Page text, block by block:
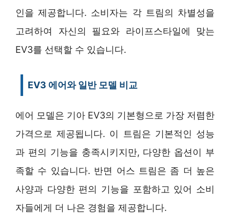
인을 제공합니다. 소비자는 각 트림의 차별성을
고려하여 자신의 필요와 라이프스타일에 맞는
EV3를 선택할 수 있습니다.
EV3 에어와 일반 모델 비교
에어 모델은 기아 EV3의 기본형으로 가장 저렴한
가격으로 제공됩니다. 이 트림은 기본적인 성능
과 편의 기능을 충족시키지만, 다양한 옵션이 부
족할 수 있습니다. 반면 어스 트림은 좀 더 높은
사양과 다양한 편의 기능을 포함하고 있어 소비
자들에게 더 나은 경험을 제공합니다.